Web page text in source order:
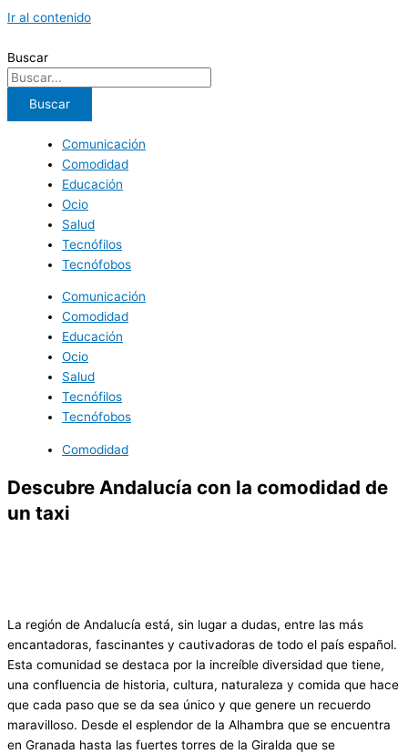
Ir al contenido
Buscar
Buscar
Comunicación
Comodidad
Educación
Ocio
Salud
Tecnófilos
Tecnófobos
Comunicación
Comodidad
Educación
Ocio
Salud
Tecnófilos
Tecnófobos
Comodidad
Descubre Andalucía con la comodidad de
un taxi
La región de Andalucía está, sin lugar a dudas, entre las más
encantadoras, fascinantes y cautivadoras de todo el país español.
Esta comunidad se destaca por la increíble diversidad que tiene,
una confluencia de historia, cultura, naturaleza y comida que hace
que cada paso que se da sea único y que genere un recuerdo
maravilloso. Desde el esplendor de la Alhambra que se encuentra
en Granada hasta las fuertes torres de la Giralda que se